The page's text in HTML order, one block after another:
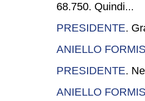
68.750. Quindi...
PRESIDENTE.
ANIELLO
PRESIDENTE.
ANIELLO